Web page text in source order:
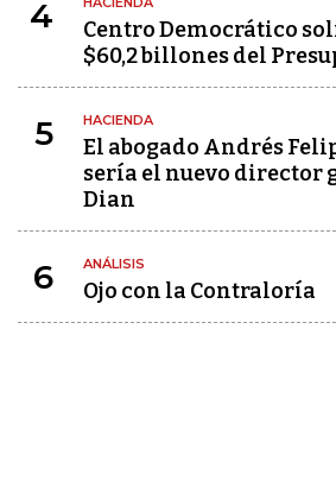
4
Centro Democrático
$60,2 billones del
5 HACIENDA
El abogado Andrés
sería el nuevo director
Dian
6 ANÁLISIS
Ojo con la Contraloría